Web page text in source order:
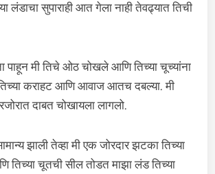
लंडाचा सुपाराही आत गेला नाही तेवढ्यात तिची
पाहून मी तिचे ओठ चोखले आणि तिच्या चूच्यांना
तिच्या कराहट आणि आवाज आतच दबल्या. मी
दाबत चोखायला लागलो.
झाली तेव्हा मी एक जोरदार झटका तिच्या
तिच्या चूतची सील तोडत माझा लंड तिच्या